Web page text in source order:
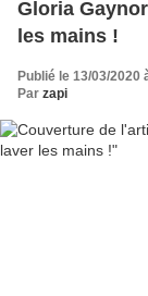
Gloria
les mains !
Publié le 13/03/2020
Par zapi